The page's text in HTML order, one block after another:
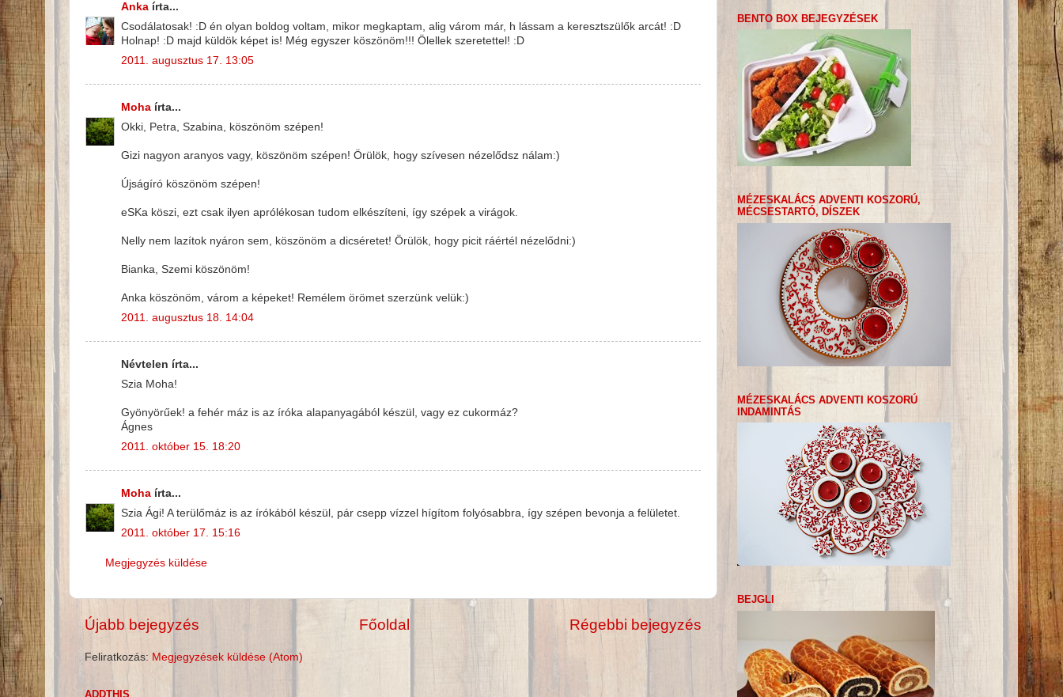
Anka írta...
Csodálatosak! :D én olyan boldog voltam, mikor megkaptam, alig várom már, h lássam a keresztszülők arcát! :D
Holnap! :D majd küldök képet is! Még egyszer köszönöm!!! Ölellek szeretettel! :D
2011. augusztus 17. 13:05
Moha írta...
Okki, Petra, Szabina, köszönöm szépen!
Gizi nagyon aranyos vagy, köszönöm szépen! Örülök, hogy szívesen nézelődsz nálam:)
Újságíró köszönöm szépen!
eSKa köszi, ezt csak ilyen aprólékosan tudom elkészíteni, így szépek a virágok.
Nelly nem lazítok nyáron sem, köszönöm a dicséretet! Örülök, hogy picit ráértél nézelődni:)
Bianka, Szemi köszönöm!
Anka köszönöm, várom a képeket! Remélem örömet szerzünk velük:)
2011. augusztus 18. 14:04
Névtelen írta...
Szia Moha!
Gyönyörűek! a fehér máz is az íróka alapanyagából készül, vagy ez cukormáz?
Ágnes
2011. október 15. 18:20
Moha írta...
Szia Ági! A terülőmáz is az írókából készül, pár csepp vízzel hígítom folyósabbra, így szépen bevonja a felületet.
2011. október 17. 15:16
Megjegyzés küldése
Újabb bejegyzés Régebbi bejegyzés
Főoldal
Feliratkozás: Megjegyzések küldése (Atom)
ADDTHIS
BENTO BOX BEJEGYZÉSEK
MÉZESKALÁCS ADVENTI KOSZORÚ,
MÉCSESTARTÓ, DÍSZEK
MÉZESKALÁCS ADVENTI KOSZORÚ
INDAMINTÁS
BEJGLI